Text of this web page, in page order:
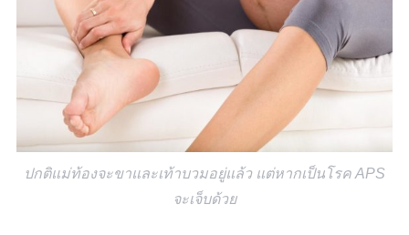
ปกติแม่ท้องจะขาและเท้าบวมอยู่แล้ว แต่หากเป็นโรค APS
จะเจ็บด้วย